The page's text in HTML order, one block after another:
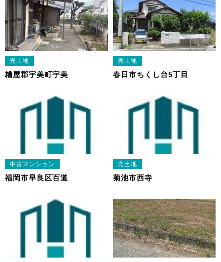
売土地
糟屋郡宇美町宇美
売土地
春日市ちくし台5丁目
中古マンション
福岡市早良区百道
売土地
菊池市西寺